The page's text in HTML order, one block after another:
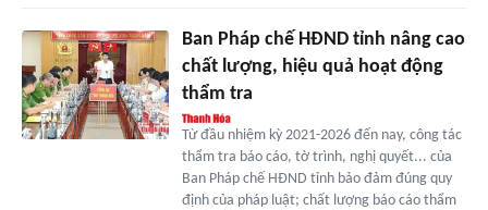
Ban Pháp chế HĐND tỉnh nâng cao
chất lượng, hiệu quả hoạt động
thẩm tra
Từ đầu nhiệm kỳ 2021-2026 đến nay, công tác
thẩm tra báo cáo, tờ trình, nghị quyết... của
Ban Pháp chế HĐND tỉnh bảo đảm đúng quy
định của pháp luật; chất lượng báo cáo thẩm